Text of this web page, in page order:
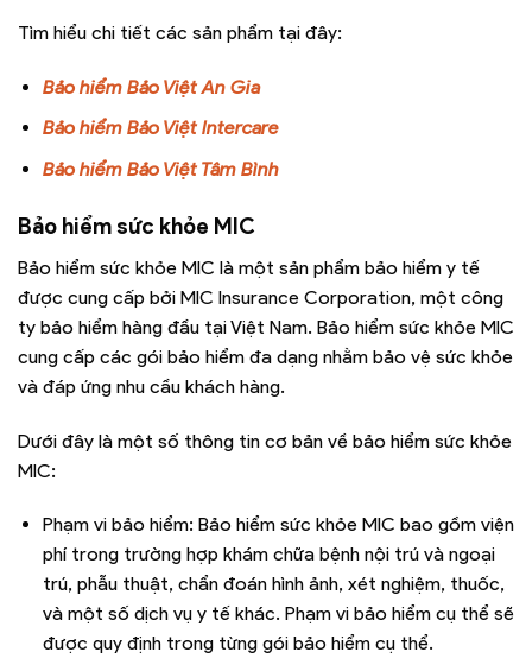
Tìm hiểu chi tiết các sản phẩm tại đây:
Bảo hiểm Bảo Việt An Gia
Bảo hiểm Bảo Việt Intercare
Bảo hiểm Bảo Việt Tâm Bình
Bảo hiểm sức khỏe MIC
Bảo hiểm sức khỏe MIC là một sản phẩm bảo hiểm y tế
được cung cấp bởi MIC Insurance Corporation, một công
ty bảo hiểm hàng đầu tại Việt Nam. Bảo hiểm sức khỏe MIC
cung cấp các gói bảo hiểm đa dạng nhằm bảo vệ sức khỏe
và đáp ứng nhu cầu khách hàng.
Dưới đây là một số thông tin cơ bản về bảo hiểm sức khỏe
MIC:
Phạm vi bảo hiểm: Bảo hiểm sức khỏe MIC bao gồm viện
phí trong trường hợp khám chữa bệnh nội trú và ngoại
trú, phẫu thuật, chẩn đoán hình ảnh, xét nghiệm, thuốc,
và một số dịch vụ y tế khác. Phạm vi bảo hiểm cụ thể sẽ
được quy định trong từng gói bảo hiểm cụ thể.